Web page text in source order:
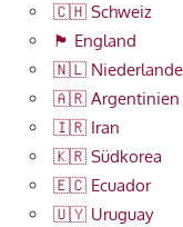
🇨🇭 Schweiz
🏴󠁧󠁢󠁥󠁮󠁧󠁿 England
🇳🇱 Niederlande
🇦🇷 Argentinien
🇮🇷 Iran
🇰🇷 Südkorea
🇪🇨 Ecuador
🇺🇾 Uruguay